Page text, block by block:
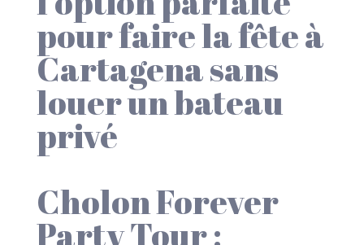
pour faire la fête à
Cartagena sans
louer un bateau
privé
Cholon Forever
Party Tour :